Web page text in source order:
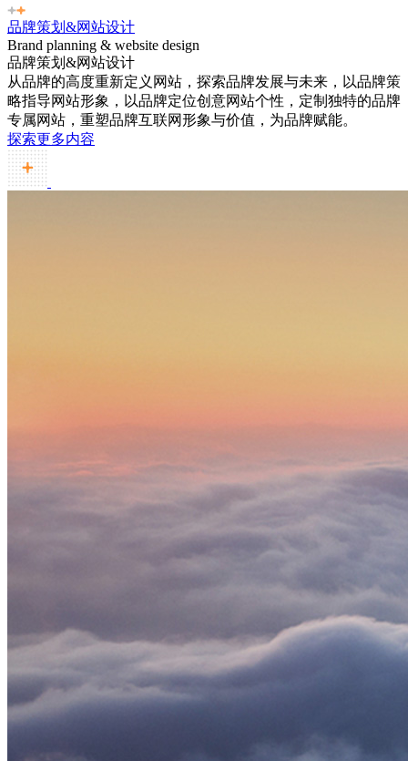
品牌策划&网站设计
Brand planning & website design
品牌策划&网站设计
从品牌的高度重新定义网站，探索品牌发展与未来，以品牌策
略指导网站形象，以品牌定位创意网站个性，定制独特的品牌
专属网站，重塑品牌互联网形象与价值，为品牌赋能。
探索更多内容